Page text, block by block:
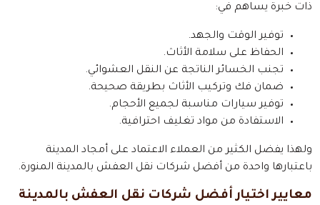
ذات خبرة يساهم في:
توفير الوقت والجهد.
الحفاظ على سلامة الأثاث.
تجنب الخسائر الناتجة عن النقل العشوائي.
ضمان فك وتركيب الأثاث بطريقة صحيحة.
توفير سيارات مناسبة لجميع الأحجام.
الاستفادة من مواد تغليف احترافية.
ولهذا يفضل الكثير من العملاء الاعتماد على أمجاد المدينة
باعتبارها واحدة من أفضل شركات نقل العفش بالمدينة المنورة.
معايير اختيار أفضل شركات نقل العفش بالمدينة